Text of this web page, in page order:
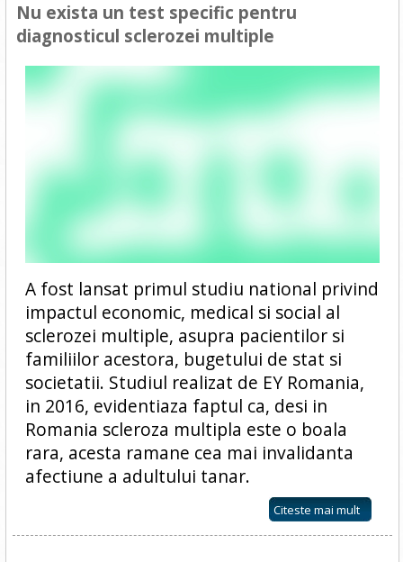
Nu exista un test specific pentru
diagnosticul sclerozei multiple
A fost lansat primul studiu national privind
impactul economic, medical si social al
sclerozei multiple, asupra pacientilor si
familiilor acestora, bugetului de stat si
societatii. Studiul realizat de EY Romania,
in 2016, evidentiaza faptul ca, desi in
Romania scleroza multipla este o boala
rara, acesta ramane cea mai invalidanta
afectiune a adultului tanar.
Citeste mai mult